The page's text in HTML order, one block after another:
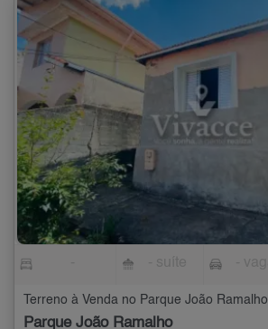
Terreno à Venda no Parque João Ramalho
Parque João Ramalho